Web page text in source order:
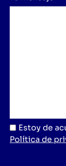
Estoy de
Política de